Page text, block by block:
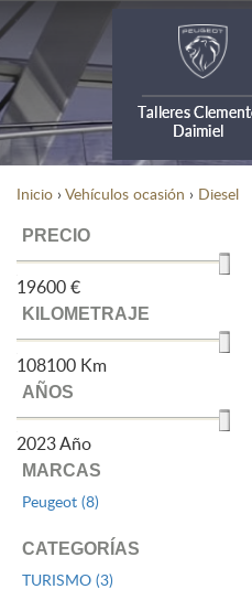
Inicio ›Vehículos ocasión › Diesel
PRECIO
19600€
KILOMETRAJE
108100 Km
AÑOS
2023Año
MARCAS
Peugeot (8)
CATEGORÍAS
TURISMO (3)